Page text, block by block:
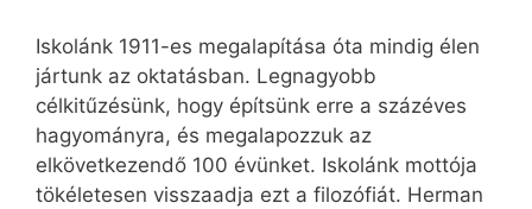
Iskolánk 1911-es megalapítása óta mindig élen
jártunk az oktatásban. Legnagyobb
célkitűzésünk, hogy építsünk erre a százéves
hagyományra, és megalapozzuk az
elkövetkezendő 100 évünket. Iskolánk mottója
tökéletesen visszaadja ezt a filozófiát. Herman